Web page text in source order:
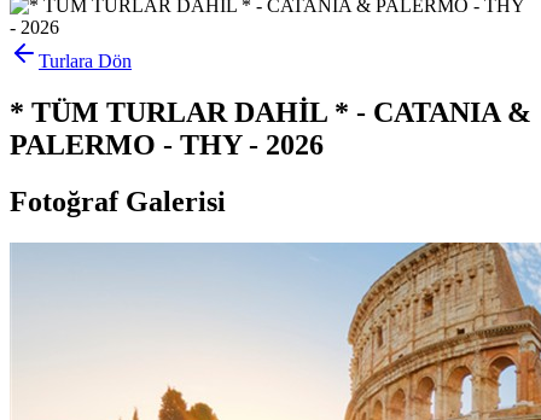
Turlara Dön
* TÜM TURLAR DAHİL * - CATANIA &
PALERMO - THY - 2026
Fotoğraf Galerisi